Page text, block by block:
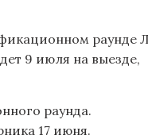
раунде
9 июля на выезде,
раунда.
17 июня.